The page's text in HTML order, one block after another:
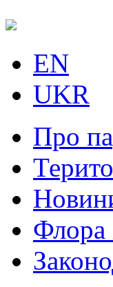
EN
UKR
Про
Флора